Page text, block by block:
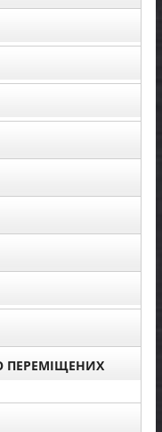
ПЕРЕМІЩЕНИХ